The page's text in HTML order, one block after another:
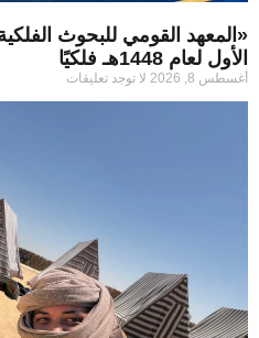
«المعهد القومي للبحوث
الأول لعام 1448هـ فلكيًا
أغسطس 8, 2026 لا توجد تعليقات